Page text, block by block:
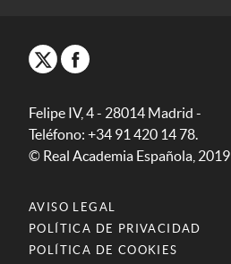
Felipe IV, 4 - 28014 Madrid -
Teléfono: +34 91 420 14 78.
© Real Academia Española, 2019
AVISO LEGAL
POLÍTICA DE PRIVACIDAD
POLÍTICA DE COOKIES